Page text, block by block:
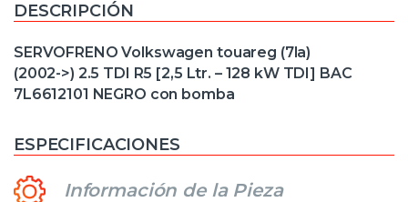
DESCRIPCIÓN
SERVOFRENO Volkswagen touareg (7la)
(2002->) 2.5 TDI R5 [2,5 Ltr. – 128 kW TDI] BAC
7L6612101 NEGRO con bomba
ESPECIFICACIONES
Información de la Pieza